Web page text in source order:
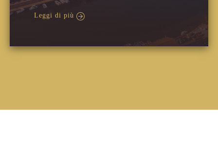
Leggi di più